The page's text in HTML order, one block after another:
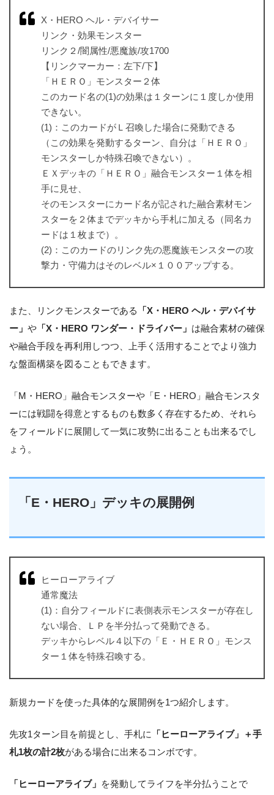
X・HERO ヘル・デバイサー
リンク・効果モンスター
リンク２/闇属性/悪魔族/攻1700
【リンクマーカー：左下/下】
「ＨＥＲＯ」モンスター２体
このカード名の(1)の効果は１ターンに１度しか使用
できない。
(1)：このカードがＬ召喚した場合に発動できる
（この効果を発動するターン、自分は「ＨＥＲＯ」
モンスターしか特殊召喚できない）。
ＥＸデッキの「ＨＥＲＯ」融合モンスター１体を相
手に見せ、
そのモンスターにカード名が記された融合素材モン
スターを２体までデッキから手札に加える（同名カ
ードは１枚まで）。
(2)：このカードのリンク先の悪魔族モンスターの攻
撃力・守備力はそのレベル×１００アップする。
また、リンクモンスターである
「X・HERO ヘル・デバイサ
ー」 や 「X・HERO ワンダー・ドライバー」 は融合素材の確保
や融合手段を再利用しつつ、上手く活用することでより強力
な盤面構築を図ることもできます。
「M・HERO」融合モンスターや「E・HERO」融合モンスタ
ーには戦闘を得意とするものも数多く存在するため、それら
をフィールドに展開して一気に攻勢に出ることも出来るでし
ょう。
「E・HERO」デッキの展開例
ヒーローアライブ
通常魔法
(1)：自分フィールドに表側表示モンスターが存在し
ない場合、ＬＰを半分払って発動できる。
デッキからレベル４以下の「Ｅ・ＨＥＲＯ」モンス
ター１体を特殊召喚する。
新規カードを使った具体的な展開例を1つ紹介します。
先攻1ターン目を前提とし、手札に
「ヒーローアライブ」＋手
札1枚の計2枚がある場合に出来るコンボです。
「ヒーローアライブ」 を発動してライフを半分払うことで